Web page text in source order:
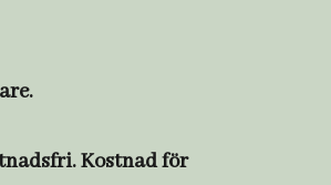
Kostnad för